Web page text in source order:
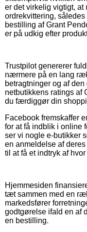
er det virkelig vigtigt,
ordrekvittering,
bestilling af Grant
er på udkig efter
Trustpilot genererer
nærmere på en lang
betragtninger og af
netbutikkens ratings af
du færdiggør din
Facebook fremskaffer
for at få indblik i online
ser vi nogle e-butikker
en anmeldelse af
til at få et indtryk af
Hjemmesiden
tæt sammen med en
markedsfører
godtgørelse ifald en af
en bestilling.